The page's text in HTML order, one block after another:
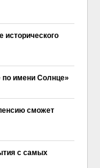
исторического
по имени Солнце»
сможет
с самых